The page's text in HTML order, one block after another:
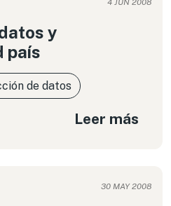
4 JUN 2008
y
país
de datos
Leer más
30 MAY 2008